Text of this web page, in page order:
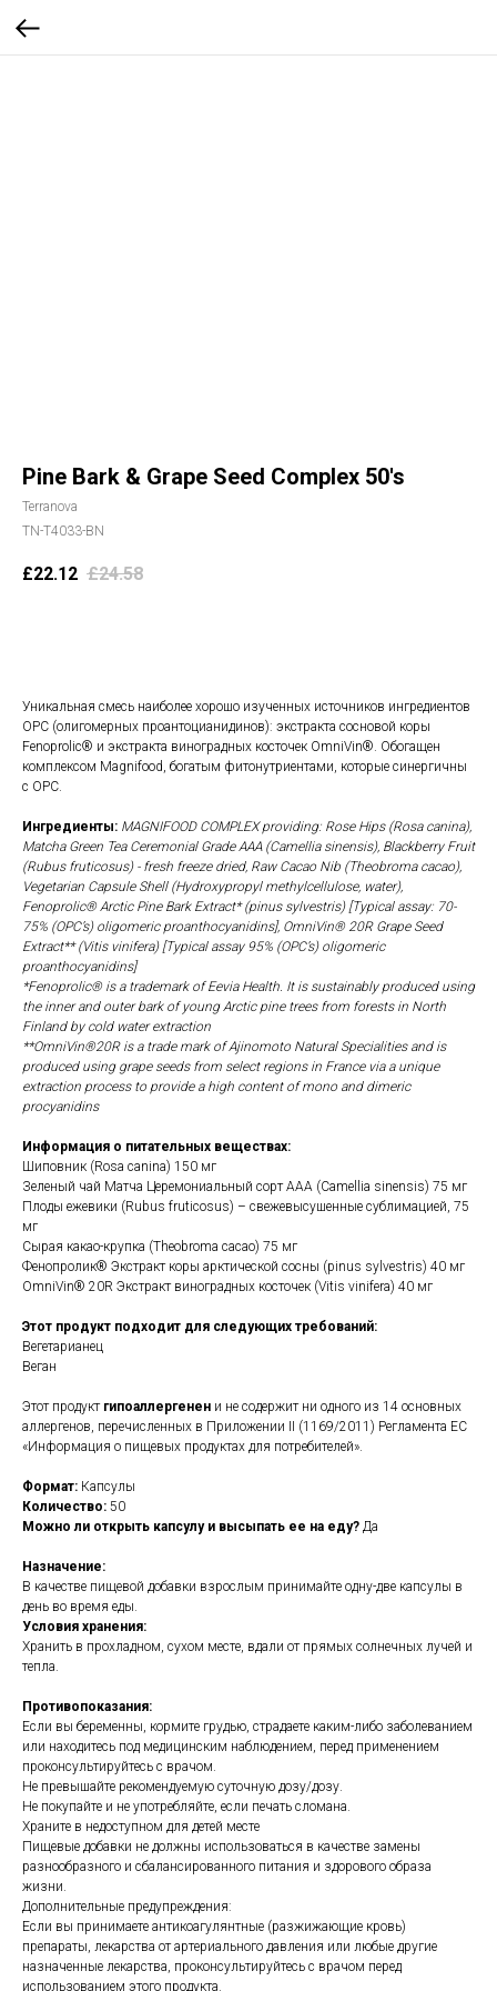
Pine Bark & Grape Seed Complex 50's
Terranova
TN-T4033-BN
£22.12 £24.58
Уникальная смесь наиболее хорошо изученных источников ингредиентов
OPC (олигомерных проантоцианидинов): экстракта сосновой коры
Fenoprolic® и экстракта виноградных косточек OmniVin®. Обогащен
комплексом Magnifood, богатым фитонутриентами, которые синергичны
с OPC.
Ингредиенты: MAGNIFOOD COMPLEX providing: Rose Hips (Rosa canina),
Matcha Green Tea Ceremonial Grade AAA (Camellia sinensis), Blackberry Fruit
(Rubus fruticosus) - fresh freeze dried, Raw Cacao Nib (Theobroma cacao),
Vegetarian Capsule Shell (Hydroxypropyl methylcellulose, water),
Fenoprolic® Arctic Pine Bark Extract* (pinus sylvestris) [Typical assay: 70-
75% (OPC’s) oligomeric proanthocyanidins], OmniVin® 20R Grape Seed
Extract** (Vitis vinifera) [Typical assay 95% (OPC’s) oligomeric
proanthocyanidins]
*Fenoprolic® is a trademark of Eevia Health. It is sustainably produced using
the inner and outer bark of young Arctic pine trees from forests in North
Finland by cold water extraction
**OmniVin®20R is a trade mark of Ajinomoto Natural Specialities and is
produced using grape seeds from select regions in France via a unique
extraction process to provide a high content of mono and dimeric
procyanidins
Информация о питательных веществах:
Шиповник (Rosa canina) 150 мг
Зеленый чай Матча Церемониальный сорт AAA (Camellia sinensis) 75 мг
Плоды ежевики (Rubus fruticosus) – свежевысушенные сублимацией, 75
мг
Сырая какао-крупка (Theobroma cacao) 75 мг
Фенопролик® Экстракт коры арктической сосны (pinus sylvestris) 40 мг
OmniVin® 20R Экстракт виноградных косточек (Vitis vinifera) 40 мг
Этот продукт подходит для следующих требований:
Вегетарианец
Веган
Этот продукт гипоаллергенен и не содержит ни одного из 14 основных
аллергенов, перечисленных в Приложении II (1169/2011) Регламента ЕС
«Информация о пищевых продуктах для потребителей».
Формат: Капсулы
Количество: 50
Можно ли открыть капсулу и высыпать ее на еду? Да
Назначение:
В качестве пищевой добавки взрослым принимайте одну-две капсулы в
день во время еды.
Условия хранения:
Хранить в прохладном, сухом месте, вдали от прямых солнечных лучей и
тепла.
Противопоказания:
Если вы беременны, кормите грудью, страдаете каким-либо заболеванием
или находитесь под медицинским наблюдением, перед применением
проконсультируйтесь с врачом.
Не превышайте рекомендуемую суточную дозу/дозу.
Не покупайте и не употребляйте, если печать сломана.
Храните в недоступном для детей месте
Пищевые добавки не должны использоваться в качестве замены
разнообразного и сбалансированного питания и здорового образа
жизни.
Дополнительные предупреждения:
Если вы принимаете антикоагулянтные (разжижающие кровь)
препараты, лекарства от артериального давления или любые другие
назначенные лекарства, проконсультируйтесь с врачом перед
использованием этого продукта.